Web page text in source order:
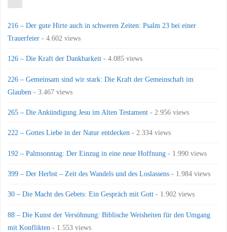
216 – Der gute Hirte auch in schweren Zeiten: Psalm 23 bei einer
Trauerfeier - 4.602 views
126 – Die Kraft der Dankbarkeit - 4.085 views
226 – Gemeinsam sind wir stark: Die Kraft der Gemeinschaft im
Glauben - 3.467 views
265 – Die Ankündigung Jesu im Alten Testament - 2.956 views
222 – Gottes Liebe in der Natur entdecken - 2.334 views
192 – Palmsonntag: Der Einzug in eine neue Hoffnung - 1.990 views
399 – Der Herbst – Zeit des Wandels und des Loslassens - 1.984 views
30 – Die Macht des Gebets: Ein Gespräch mit Gott - 1.902 views
88 – Die Kunst der Versöhnung: Biblische Weisheiten für den Umgang
mit Konflikten - 1.553 views